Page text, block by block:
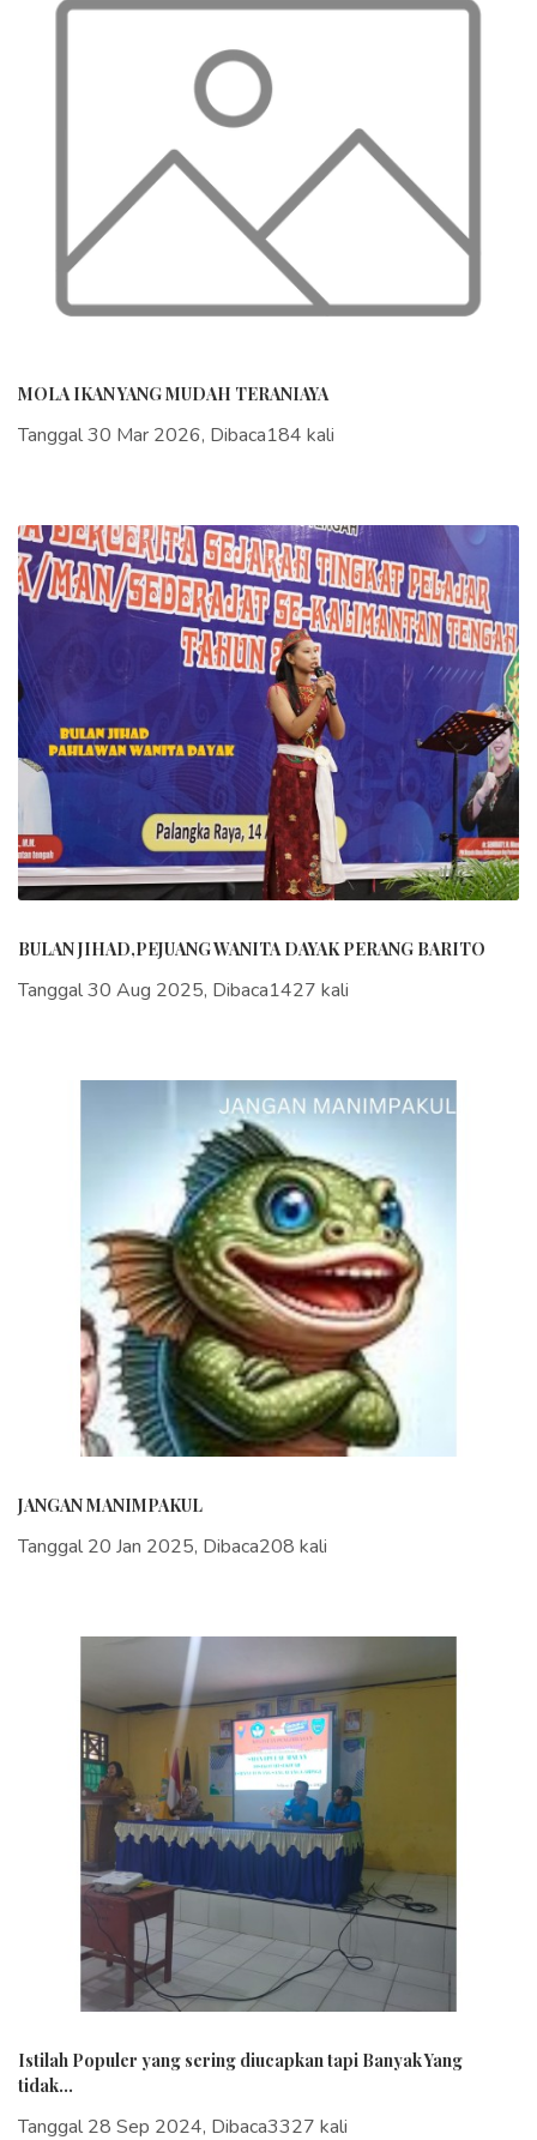
MOLA IKAN YANG MUDAH TERANIAYA
Tanggal 30 Mar 2026, Dibaca184 kali
BULAN JIHAD,PEJUANG WANITA DAYAK PERANG BARITO
Tanggal 30 Aug 2025, Dibaca1427 kali
JANGAN MANIMPAKUL
Tanggal 20 Jan 2025, Dibaca208 kali
Istilah Populer yang sering diucapkan tapi Banyak Yang
tidak...
Tanggal 28 Sep 2024, Dibaca3327 kali